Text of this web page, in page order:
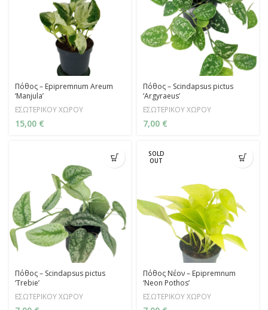
Πόθος – Epipremnum Areum
‘Manjula’
ΕΣΩΤΕΡΙΚΟΥ ΧΩΡΟΥ
15,00 €
Πόθος – Scindapsus pictus
‘Argyraeus’
ΕΣΩΤΕΡΙΚΟΥ ΧΩΡΟΥ
7,00 €
Πόθος – Scindapsus pictus
‘Trebie’
ΕΣΩΤΕΡΙΚΟΥ ΧΩΡΟΥ
SOLD
OUT
Πόθος Νέον – Epipremnum
‘Neon Pothos’
ΕΣΩΤΕΡΙΚΟΥ ΧΩΡΟΥ